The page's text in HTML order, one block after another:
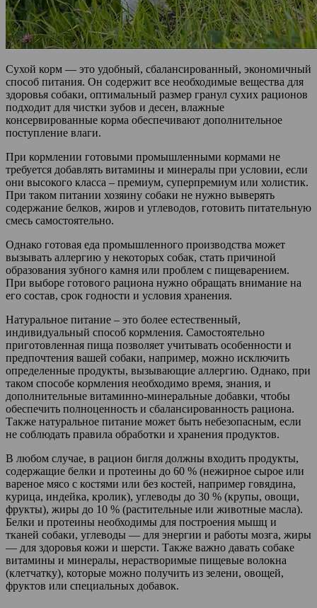
Сухой корм — это удобный, сбалансированный, экономичный
способ питания. Он содержит все необходимые вещества для
здоровья собаки, оптимальный размер гранул сухих рационов
подходит для чистки зубов и десен, влажные
консервированные корма обеспечивают дополнительное
поступление влаги.
При кормлении готовыми промышленными кормами не
требуется добавлять витамины и минералы при условии, если
они высокого класса – премиум, суперпремиум или холистик.
При таком питании хозяину собаки не нужно выверять
содержание белков, жиров и углеводов, готовить питательную
смесь самостоятельно.
Однако готовая еда промышленного производства может
вызывать аллергию у некоторых собак, стать причиной
образования зубного камня или проблем с пищеварением.
При выборе готового рациона нужно обращать внимание на
его состав, срок годности и условия хранения.
Натуральное питание – это более естественный,
индивидуальный способ кормления. Самостоятельно
приготовленная пища позволяет учитывать особенности и
предпочтения вашей собаки, например, можно исключить
определенные продукты, вызывающие аллергию. Однако, при
таком способе кормления необходимо время, знания, и
дополнительные витаминно-минеральные добавки, чтобы
обеспечить полноценность и сбалансированность рациона.
Также натуральное питание может быть небезопасным, если
не соблюдать правила обработки и хранения продуктов.
В любом случае, в рацион бигля должны входить продукты,
содержащие белки и протеины до 60 % (нежирное сырое или
вареное мясо с костями или без костей, например говядина,
курица, индейка, кролик), углеводы до 30 % (крупы, овощи,
фрукты), жиры до 10 % (растительные или животные масла).
Белки и протеины необходимы для построения мышц и
тканей собаки, углеводы — для энергии и работы мозга, жиры
— для здоровья кожи и шерсти. Также важно давать собаке
витамины и минералы, нерастворимые пищевые волокна
(клетчатку), которые можно получить из зелени, овощей,
фруктов или специальных добавок.